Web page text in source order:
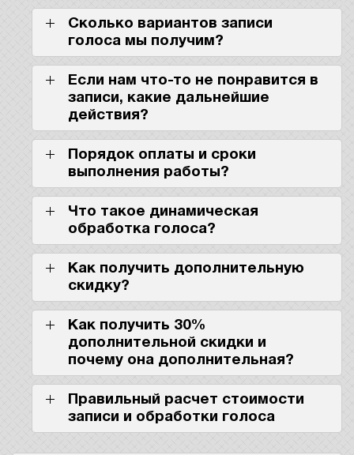
Сколько вариантов записи
голоса мы получим?
Если нам что-то не понравится в
записи, какие дальнейшие
действия?
Порядок оплаты и сроки
выполнения работы?
Что такое динамическая
обработка голоса?
Как получить дополнительную
скидку?
Как получить 30%
дополнительной скидки и
почему она дополнительная?
Правильный расчет стоимости
записи и обработки голоса